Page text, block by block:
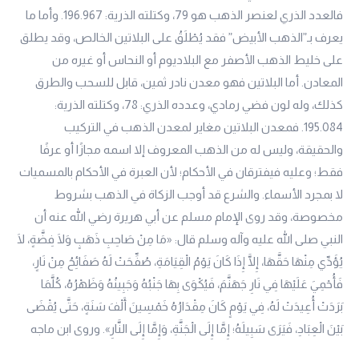
فالعدد الذري لعنصر الذهب هو 79، وكتلته الذرية: 196.967. وأما ما
يعرف بـ”الذهب الأبيض” فقد يُطْلَقُ على البلاتين الخالص، وقد يطلق
على خليط الذهب الأصفر مع البلاديوم أو النحاس أو غيره من
المعادن. أما البلاتين فهو معدن نادر ثمين، قابل للسحب والطرق
كذلك، وله لون فضي رمادي، وعدده الذري: 78، وكتلته الذرية:
195.084. فمعدن البلاتين مغاير لمعدن الذهب في التركيب
والحقيقة، وليس له من الذهب المعروف إلا اسمه مجازًا أو عرفًا
فقط؛ وعليه فيفترقان في الأحكام؛ لأن العبرة في الأحكام بالمسميات
لا بمجرد الأسماء. والشرع قد أوجب الزكاة في الذهب بشروط
مخصوصة، وقد روى الإمام مسلم عن أبي هريرة رضي الله عنه أن
النبي صلى الله عليه وآله وسلم قال: «مَا مِنْ صَاحِبِ ذَهَبٍ وَلَا فِضَّةٍ، لَا
يُؤَدِّي مِنْهَا حَقَّهَا، إِلَّا إِذَا كَانَ يَوْمُ الْقِيَامَةِ، صُفِّحَتْ لَهُ صَفَائِحُ مِنْ نَارٍ،
فَأُحْمِيَ عَلَيْهَا فِي نَارِ جَهَنَّمَ، فَيُكْوَى بِهَا جَنْبُهُ وَجَبِينُهُ وَظَهْرُهُ، كُلَّمَا
بَرَدَتْ أُعِيدَتْ لَهُ، فِي يَوْمٍ كَانَ مِقْدَارُهُ خَمْسِينَ أَلْفَ سَنَةٍ، حَتَّى يُقْضَى
بَيْنَ الْعِبَادِ، فَيَرَى سَبِيلَهُ؛ إِمَّا إِلَى الْجَنَّةِ، وَإِمَّا إِلَى النَّارِ». وروى ابن ماجه